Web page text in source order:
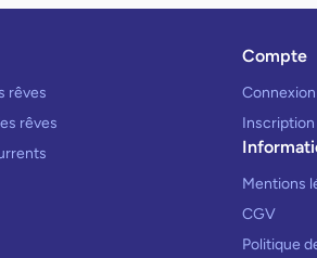
rêves
rêves
Compte
Connexion
Inscription
Mentions
CGV
Politique